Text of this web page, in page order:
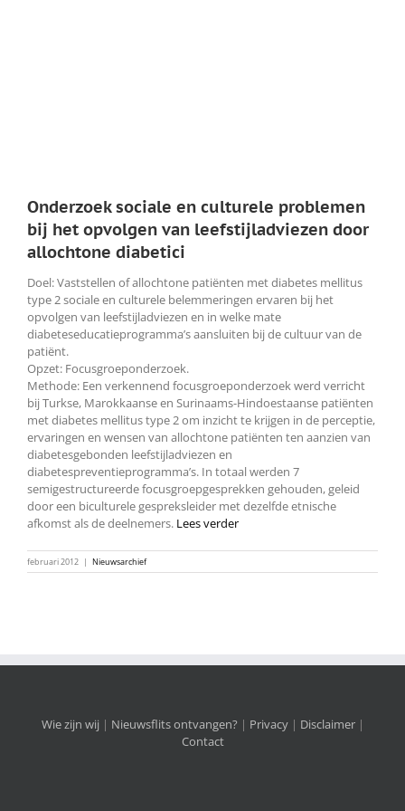
Onderzoek sociale en culturele problemen
bij het opvolgen van leefstijladviezen door
allochtone diabetici
Doel: Vaststellen of allochtone patiënten met diabetes mellitus
type 2 sociale en culturele belemmeringen ervaren bij het
opvolgen van leefstijladviezen en in welke mate
diabeteseducatieprogramma’s aansluiten bij de cultuur van de
patiënt.
Opzet: Focusgroeponderzoek.
Methode: Een verkennend focusgroeponderzoek werd verricht
bij Turkse, Marokkaanse en Surinaams-Hindoestaanse patiënten
met diabetes mellitus type 2 om inzicht te krijgen in de perceptie,
ervaringen en wensen van allochtone patiënten ten aanzien van
diabetesgebonden leefstijladviezen en
diabetespreventieprogramma’s. In totaal werden 7
semigestructureerde focusgroepgesprekken gehouden, geleid
door een biculturele gespreksleider met dezelfde etnische
afkomst als de deelnemers. Lees verder
februari 2012 | Nieuwsarchief
Wie zijn wij | Nieuwsflits ontvangen? | Privacy| Disclaimer|
Contact